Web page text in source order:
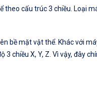
theo cấu trúc 3 chiều. Loại
bề mặt vật thể. Khác với
chiều X, Y, Z. Vì vậy, đây